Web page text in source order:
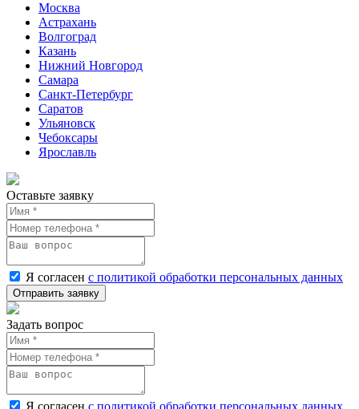
Москва
Астрахань
Волгоград
Казань
Нижний Новгород
Самара
Санкт-Петербург
Саратов
Ульяновск
Чебоксары
Ярославль
Оставьте заявку
Я согласен с политикой обработки персональных данных
Задать вопрос